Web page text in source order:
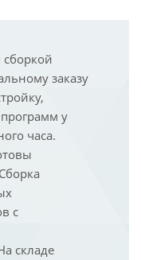
заказу
у
часа.
с
складе